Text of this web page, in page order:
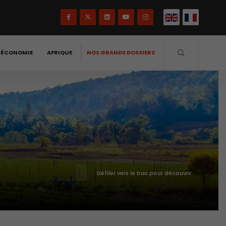
AFRIQUE NOS GRANDS DOSSIERS
Défiler vers le bas pour découvrir